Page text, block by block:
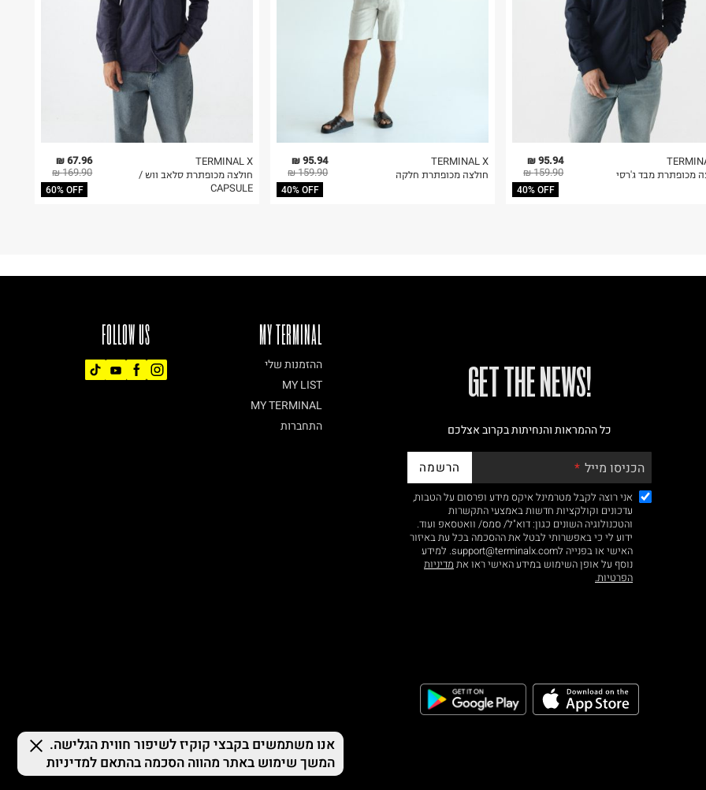
67.96 ₪
169.90 ₪
60% OFF
TERMINAL X
חולצה מכופתרת סלאב ווש /
CAPSULE
95.94 ₪
159.90 ₪
40% OFF
TERMINAL X
חולצה מכופתרת חלקה
95.94 ₪
159.90 ₪
40% OFF
מכופתרת מבד ג'רסי
FOLLOW US MY TERMINAL
ההזמנות שלי
MY LIST
MY TERMINAL
התחברות
!GET THE NEWS
כל ההמראות והנחיתות בקרוב אצלכם
הכניסו מייל הרשמה
אני רוצה לקבל מטרמינל איקס מידע ופרסום על הטבות,
עדכונים וקולקציות חדשות באמצעי התקשרות
והטכנולוגיה השונים כגון: דוא"ל/ סמס/ וואטסאפ ועוד.
ידוע לי כי באפשרותי לבטל את ההסכמה בכל עת באיזור
האישי או בפנייה לsupport@terminalx.com. למידע
נוסף על אופן השימוש במידע האישי ראו את מדיניות
הפרטיות.
© 2026 TERMINAL X